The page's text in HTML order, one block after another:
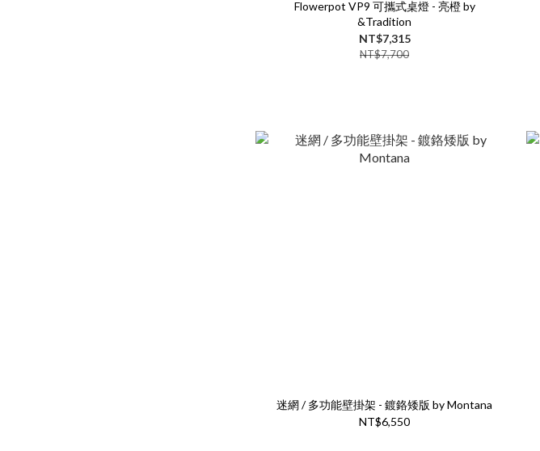
Flowerpot VP9 可攜式桌燈 - 亮橙 by
&Tradition
NT$7,315
NT$7,700
迷網 / 多功能壁掛架 - 鍍鉻矮版 by Montana
NT$6,550